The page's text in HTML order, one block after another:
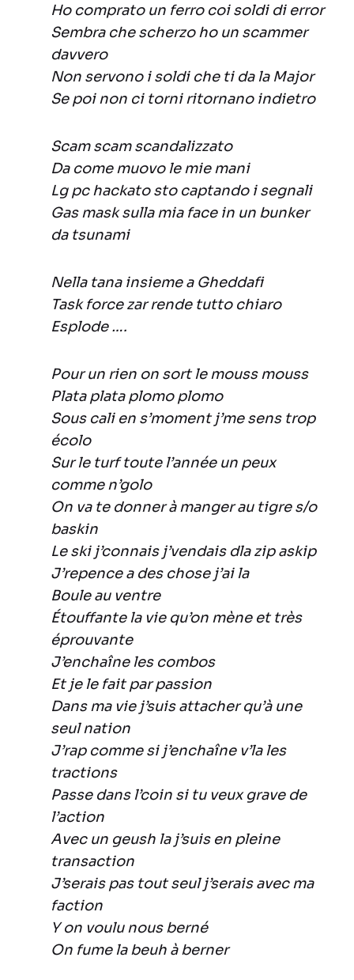
Ho comprato un ferro coi soldi di error
Sembra che scherzo ho un scammer
davvero
Non servono i soldi che ti da la Major
Se poi non ci torni ritornano indietro
Scam scam scandalizzato
Da come muovo le mie mani
Lg pc hackato sto captando i segnali
Gas mask sulla mia face in un bunker
da tsunami
Nella tana insieme a Gheddafi
Task force zar rende tutto chiaro
Esplode ….
Pour un rien on sort le mouss mouss
Plata plata plomo plomo
Sous cali en s’moment j’me sens trop
écolo
Sur le turf toute l’année un peux
comme n’golo
On va te donner à manger au tigre s/o
baskin
Le ski j’connais j’vendais dla zip askip
J’repence a des chose j’ai la
Boule au ventre
Étouffante la vie qu’on mène et très
éprouvante
J’enchaîne les combos
Et je le fait par passion
Dans ma vie j’suis attacher qu’à une
seul nation
J’rap comme si j’enchaîne v’la les
tractions
Passe dans l’coin si tu veux grave de
l’action
Avec un geush la j’suis en pleine
transaction
J’serais pas tout seul j’serais avec ma
faction
Y on voulu nous berné
On fume la beuh à berner